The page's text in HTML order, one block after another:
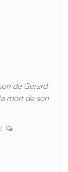
de Gérard
mort de son